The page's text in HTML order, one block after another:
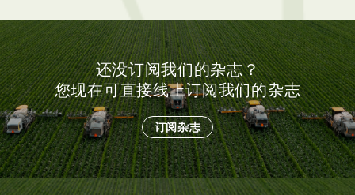
还没订阅我们的杂志？
您现在可直接线上订阅我们的杂志
订阅杂志